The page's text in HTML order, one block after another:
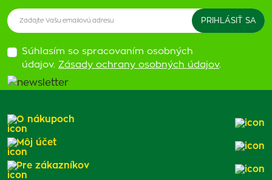
Súhlasím so spracovaním osobných
údajov. Zásady ochrany osobných údajov.
O nákupoch
Môj účet
Pre zákazníkov